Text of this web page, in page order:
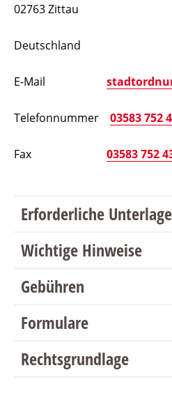
02763 Zittau
Deutschland
E-Mail
Telefonnummer 03583 752
Fax 03583 752
Erforderliche
Wichtige Hinweise
Gebühren
Formulare
Rechtsgrundlage